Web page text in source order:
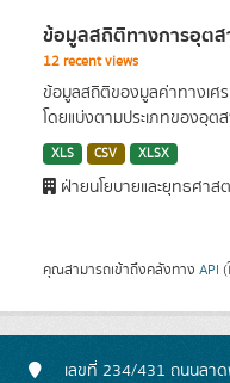
ข้อมูลสถิติทางการอุต
12 recent views
ข้อมูลสถิติของมูลค่าทางเศ
โดยแบ่งตามประเภทของอุต
XLS CSV XLSX
ฝ่ายนโยบายและยุทธศาส
คุณสามารถเข้าถึงคลังทาง API
เลขที่ 234/431 ถนนลา